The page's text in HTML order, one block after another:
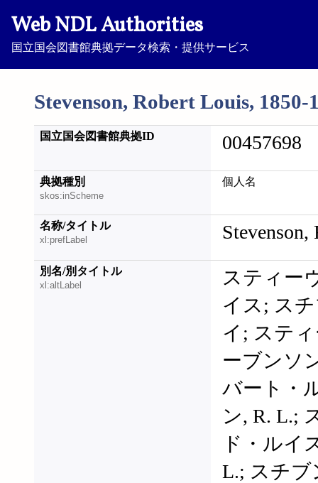
Web NDL Authorities
国立国会図書館典拠データ検索・提供サービス
Stevenson, Robert Louis, 1850-
国立国会図書館典拠ID 00457698
典拠種別
skos:inScheme
個人名
名称/タイトル
xl:prefLabel
別名/別タイトル
xl:altLabel
スティー
イス; ス
イ; ステ
ーブンソ
バート・
ン, R. L.;
ド・ルイ
L.; スチブ